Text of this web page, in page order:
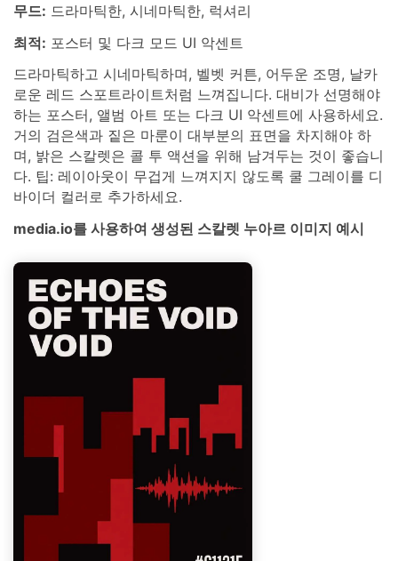
무드: 드라마틱한, 시네마틱한, 럭셔리
최적: 포스터 및 다크 모드 UI 악센트
드라마틱하고 시네마틱하며, 벨벳 커튼, 어두운 조명, 날카
로운 레드 스포트라이트처럼 느껴집니다. 대비가 선명해야
하는 포스터, 앨범 아트 또는 다크 UI 악센트에 사용하세요.
거의 검은색과 짙은 마룬이 대부분의 표면을 차지해야 하
며, 밝은 스칼렛은 콜 투 액션을 위해 남겨두는 것이 좋습니
다. 팁: 레이아웃이 무겁게 느껴지지 않도록 쿨 그레이를 디
바이더 컬러로 추가하세요.
media.io를 사용하여 생성된 스칼렛 누아르 이미지 예시